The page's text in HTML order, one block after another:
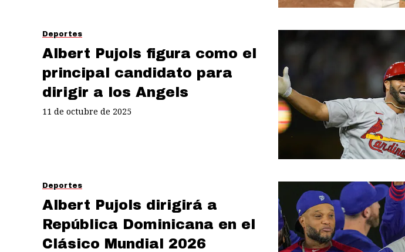
Deportes
Albert Pujols figura como el
principal candidato para
dirigir a los Angels
11 de octubre de 2025
Deportes
Albert Pujols dirigirá a
República Dominicana en el
Clásico Mundial 2026